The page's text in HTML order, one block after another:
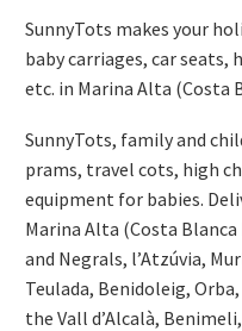
SunnyTots makes your
baby carriages, car
etc. in Marina Alta (Costa
SunnyTots, family and
prams, travel cots, high
equipment for babies.
Marina Alta (Costa
and Negrals, l’Atzúvia,
Teulada, Benidoleig,
the Vall d’Alcalà,